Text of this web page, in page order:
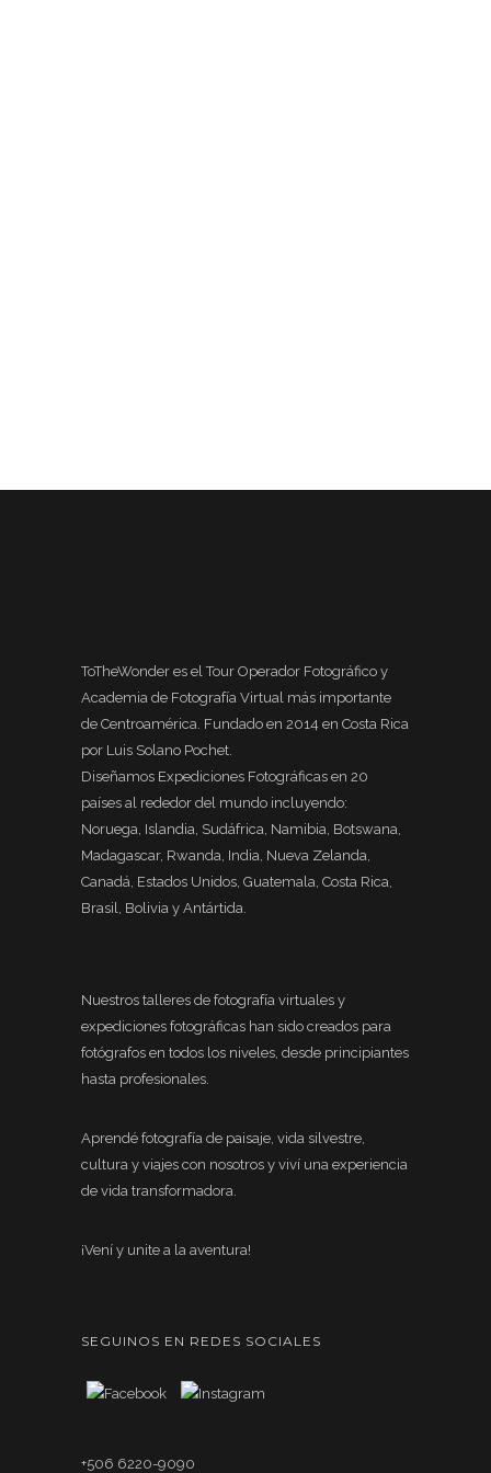
ToTheWonder es el Tour Operador Fotográfico y
Academia de Fotografía Virtual más importante
de Centroamérica. Fundado en 2014 en Costa Rica
por Luis Solano Pochet.
Diseñamos Expediciones Fotográficas en 20
países al rededor del mundo incluyendo:
Noruega, Islandia, Sudáfrica, Namibia, Botswana,
Madagascar, Rwanda, India, Nueva Zelanda,
Canadá, Estados Unidos, Guatemala, Costa Rica,
Brasil, Bolivia y Antártida.
Nuestros talleres de fotografía virtuales y
expediciones fotográficas han sido creados para
fotógrafos en todos los niveles, desde principiantes
hasta profesionales.
Aprendé fotografía de paisaje, vida silvestre,
cultura y viajes con nosotros y viví una experiencia
de vida transformadora.
¡Vení y unite a la aventura!
SEGUINOS EN REDES SOCIALES
+506 6220-9090